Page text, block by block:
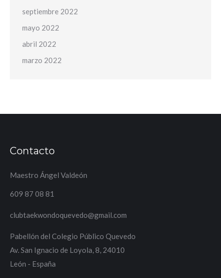
septiembre 2022
mayo 2022
abril 2022
marzo 2022
Contacto
Maestro Ángel Valdeón
609 87 08 81
clubtaekwondoquevedo@gmail.com
Pabellón del Colegio Público Quevedo
Av. San Ignacio de Loyola, 8, 24010
León - España